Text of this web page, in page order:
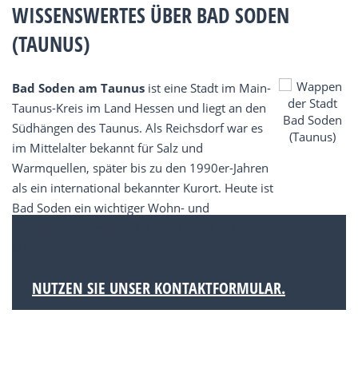
WISSENSWERTES ÜBER BAD SODEN
(TAUNUS)
Bad Soden am Taunus ist eine Stadt im Main-
Taunus-Kreis im Land Hessen und liegt an den
Südhängen des Taunus. Als Reichsdorf war es
im Mittelalter bekannt für Salz und
Warmquellen, später bis zu den 1990er-Jahren
als ein international bekannter Kurort. Heute ist
Bad Soden ein wichtiger Wohn- und
NUTZEN SIE UNSER KONTAKTFORMULAR.